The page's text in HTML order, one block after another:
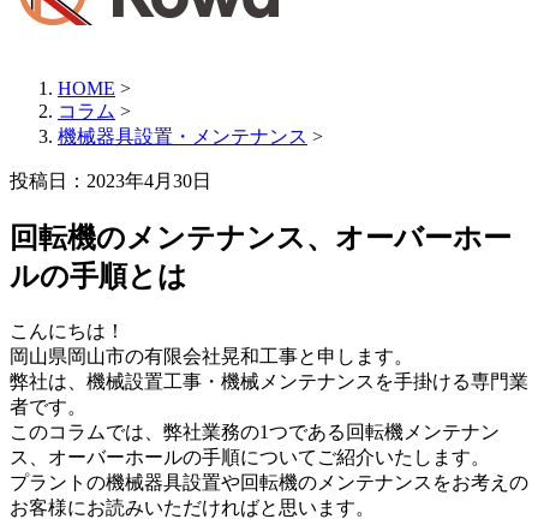
HOME >
コラム >
機械器具設置・メンテナンス >
投稿日：2023年4月30日
回転機のメンテナンス、オーバーホー
ルの手順とは
こんにちは！
岡山県岡山市の有限会社晃和工事と申します。
弊社は、機械設置工事・機械メンテナンスを手掛ける専門業
者です。
このコラムでは、弊社業務の1つである回転機メンテナン
ス、オーバーホールの手順についてご紹介いたします。
プラントの機械器具設置や回転機のメンテナンスをお考えの
お客様にお読みいただければと思います。